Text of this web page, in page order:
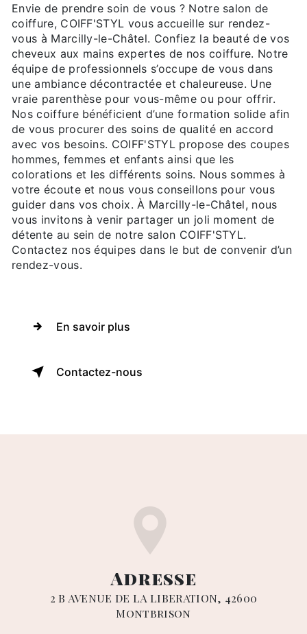
Envie de prendre soin de vous ? Notre salon de
coiffure, COIFF'STYL vous accueille sur rendez-
vous à Marcilly-le-Châtel. Confiez la beauté de vos
cheveux aux mains expertes de nos coiffure. Notre
équipe de professionnels s’occupe de vous dans
une ambiance décontractée et chaleureuse. Une
vraie parenthèse pour vous-même ou pour offrir.
Nos coiffure bénéficient d’une formation solide afin
de vous procurer des soins de qualité en accord
avec vos besoins. COIFF'STYL propose des coupes
hommes, femmes et enfants ainsi que les
colorations et les différents soins. Nous sommes à
votre écoute et nous vous conseillons pour vous
guider dans vos choix. À Marcilly-le-Châtel, nous
vous invitons à venir partager un joli moment de
détente au sein de notre salon COIFF'STYL.
Contactez nos équipes dans le but de convenir d’un
rendez-vous.
En savoir plus
Contactez-nous
Adresse
2 B AVENUE DE LA LIBERATION, 42600
Montbrison